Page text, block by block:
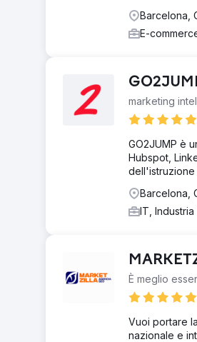
Barcelona,
E-
marketing
GO2JUMP è
Hubspot,
dell'istruzione
Barcelona,
IT,
È meglio
Vuoi portare
nazionale e